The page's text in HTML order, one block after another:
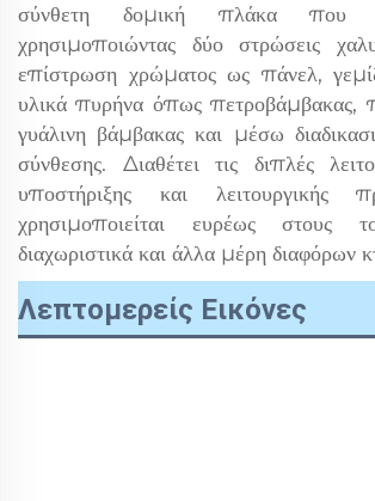
σύνθετη δομική πλάκα που
χρησιμοποιώντας δύο στρώσεις
επίστρωση χρώματος ως πάνελ,
υλικά πυρήνα όπως πετροβάμβακας,
γυάλινη βάμβακας και μέσω
σύνθεσης. Διαθέτει τις διπλές
υποστήριξης και λειτουργικής
χρησιμοποιείται ευρέως στους
διαχωριστικά και άλλα μέρη διαφόρων
Λεπτομερείς Εικόνες